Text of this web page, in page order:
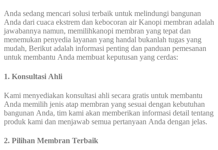
Anda sedang mencari solusi terbaik untuk melindungi bangunan
Anda dari cuaca ekstrem dan kebocoran air Kanopi membran adalah
jawabannya namun, memilihkanopi membran yang tepat dan
menemukan penyedia layanan yang handal bukanlah tugas yang
mudah, Berikut adalah informasi penting dan panduan pemesanan
untuk membantu Anda membuat keputusan yang cerdas:
1. Konsultasi Ahli
Kami menyediakan konsultasi ahli secara gratis untuk membantu
Anda memilih jenis atap membran yang sesuai dengan kebutuhan
bangunan Anda, tim kami akan memberikan informasi detail tentang
produk kami dan menjawab semua pertanyaan Anda dengan jelas.
2. Pilihan Membran Terbaik